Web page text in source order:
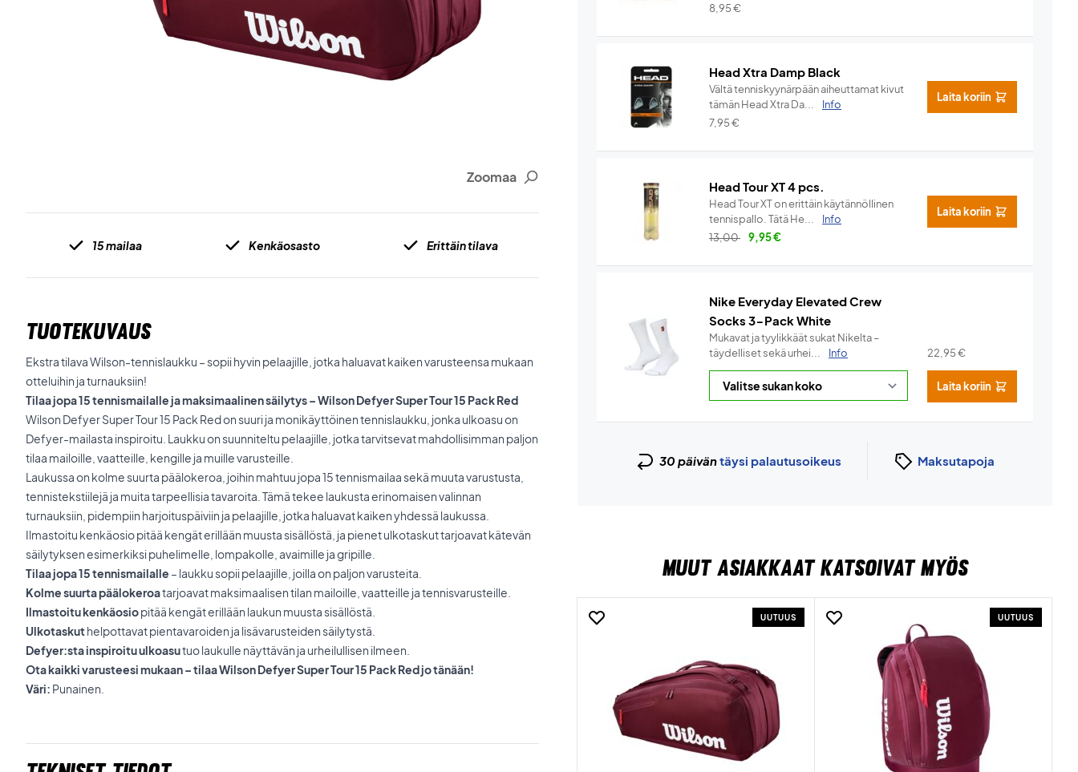
Zoomaa
15 mailaa Kenkäosasto Erittäin tilava
TUOTEKUVAUS
Ekstra tilava Wilson-tennislaukku – sopii hyvin pelaajille, jotka haluavat kaiken varusteensa mukaan
otteluihin ja turnauksiin!
Tilaa jopa 15 tennismailalle ja maksimaalinen säilytys – Wilson Defyer Super Tour 15 Pack Red
Wilson Defyer Super Tour 15 Pack Red on suuri ja monikäyttöinen tennislaukku, jonka ulkoasu on
Defyer-mailasta inspiroitu. Laukku on suunniteltu pelaajille, jotka tarvitsevat mahdollisimman paljon
tilaa mailoille, vaatteille, kengille ja muille varusteille.
Laukussa on kolme suurta päälokeroa, joihin mahtuu jopa 15 tennismailaa sekä muuta varustusta,
tennistekstiilejä ja muita tarpeellisia tavaroita. Tämä tekee laukusta erinomaisen valinnan
turnauksiin, pidempiin harjoituspäiviin ja pelaajille, jotka haluavat kaiken yhdessä laukussa.
Ilmastoitu kenkäosio pitää kengät erillään muusta sisällöstä, ja pienet ulkotaskut tarjoavat kätevän
säilytyksen esimerkiksi puhelimelle, lompakolle, avaimille ja gripille.
Tilaa jopa 15 tennismailalle – laukku sopii pelaajille, joilla on paljon varusteita.
Kolme suurta päälokeroatarjoavat maksimaalisen tilan mailoille, vaatteille ja tennisvarusteille.
Ilmastoitu kenkäosiopitää kengät erillään laukun muusta sisällöstä.
Ulkotaskuthelpottavat pientavaroiden ja lisävarusteiden säilytystä.
Defyer:sta inspiroitu ulkoasutuo laukulle näyttävän ja urheilullisen ilmeen.
Ota kaikki varusteesi mukaan – tilaa Wilson Defyer Super Tour 15 Pack Red jo tänään!
Väri: Punainen.
8,95€
Head Xtra Damp Black
Vältä tenniskyynärpään aiheuttamat kivut
tämän Head Xtra Da...
Info
7,95€
Laita koriin
Head Tour XT 4 pcs.
Head Tour XT on erittäin käytännöllinen
tennispallo. Tätä He...
Info
13,00
9,95€
Laita koriin
Nike Everyday Elevated Crew
Socks 3-Pack White
Mukavat ja tyylikkäät sukat Nikelta –
täydelliset sekä urhei...
Info 22,95€
Laita koriin
30 päiväntäysi palautusoikeus Maksutapoja
MUUT ASIAKKAAT KATSOIVAT MYÖS
UUTUUS UUTUUS